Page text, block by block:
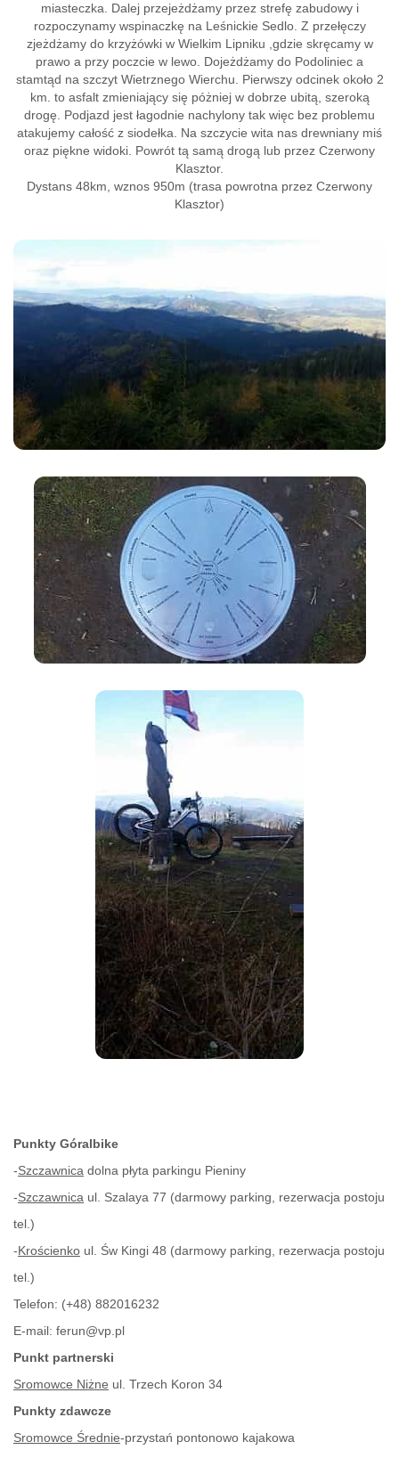
miasteczka. Dalej przejeżdżamy przez strefę zabudowy i
rozpoczynamy wspinaczkę na Leśnickie Sedlo. Z przełęczy
zjeżdżamy do krzyżówki w Wielkim Lipniku ,gdzie skręcamy w
prawo a przy poczcie w lewo. Dojeżdżamy do Podoliniec a
stamtąd na szczyt Wietrznego Wierchu. Pierwszy odcinek około 2
km. to asfalt zmieniający się póżniej w dobrze ubitą, szeroką
drogę. Podjazd jest łagodnie nachylony tak więc bez problemu
atakujemy całość z siodełka. Na szczycie wita nas drewniany miś
oraz piękne widoki. Powrót tą samą drogą lub przez Czerwony
Klasztor.
Dystans 48km, wznos 950m (trasa powrotna przez Czerwony
Klasztor)
Punkty Góralbike
-Szczawnica dolna płyta parkingu Pieniny
-Szczawnica ul. Szalaya 77 (darmowy parking, rezerwacja postoju
tel.)
-Krościenko ul. Św Kingi 48 (darmowy parking, rezerwacja postoju
tel.)
Telefon: (+48) 882016232
E-mail: ferun@vp.pl
Punkt partnerski
Sromowce Niżne ul. Trzech Koron 34
Punkty zdawcze
Sromowce Średnie-przystań pontonowo kajakowa